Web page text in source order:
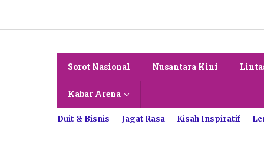
konten
Sorot Nasional Nusantara Kini
Kabar Arena
Duit & Bisnis Jagat Rasa Kisah Inspiratif